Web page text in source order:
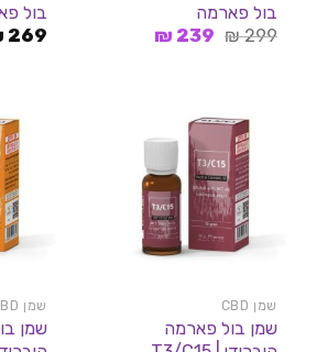
בול פארמה
299
₪ המחיר
239
₪המחיר
בול
269
שמן CBD
שמן בול פארמה
שמן CBD
שמן